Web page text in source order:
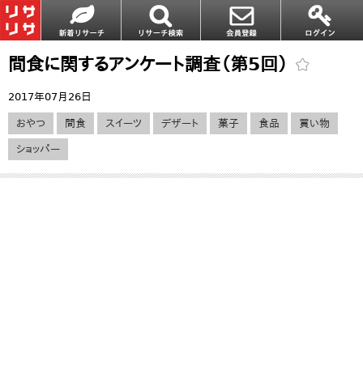
間食に関するアンケート調査（第5回）
2017年07月26日
おやつ 間食 スイーツ デザート 菓子 食品 買い物
ショッパー